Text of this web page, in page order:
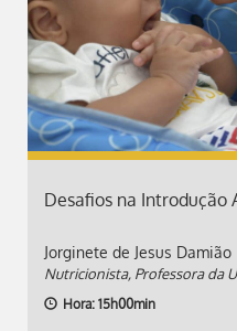
Desafios na Introdução
Jorginete de Jesus Damião
Nutricionista, Professora da
Hora: 15h00min